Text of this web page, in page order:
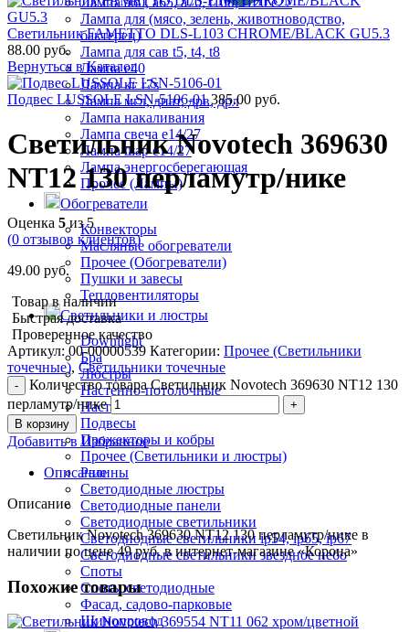
Лампа для (мясо, зелень, животноводство,
бактерец)
Лампа для сав t5, t4, t8
Лампа е40
Лампа кг r7s
Лампа мгл, днат, дрв, дрл
Лампа накаливания
Лампа свеча е14/27
Лампа шар е14/27
Лампа энергосберегающая
Прочее (Лампы)
Обогреватели
Конвекторы
Масляные обогреватели
Прочее (Обогреватели)
Пушки и завесы
Тепловентиляторы
Светильники и люстры
Downlight
Бра
Люстры
Настенно-потолочные
Настольные
Подвесы
Прожекторы и кобры
Прочее (Светильники и люстры)
Ралины
Светодиодные люстры
Светодиодные панели
Светодиодные светильники
Светодиодные светильники ip54, ip65, ip67
Светодиодные светильники звездное небо
Споты
Споты светодиодные
Фасад, садово-парковые
Шинопровод
Светильник FAMETTO DLS-L103 CHROME/BLACK GU5.3
88.00 руб.
Вернуться в Каталог
Подвес LUSSOLE LSN-5106-01385.00 руб.
Светильник Novotech 369630
NT12 130 перламутр/нике
Оценка 5 из 5
(0 отзывов клиентов)
49.00 руб.
Товар в наличии
Быстрая доставка
Проверенное качество
Артикул: 00-00000539 Категории: Прочее (Светильники
точечные), Светильники точечные
Количество товара Светильник Novotech 369630 NT12 130
перламутр/нике
В корзину
Добавить в Избранное
Описание
Описание
Светильник Novotech 369630 NT12 130 перламутр/нике в
наличии по цене 49 руб. в интернет-магазине «Корона»
Похожие товары